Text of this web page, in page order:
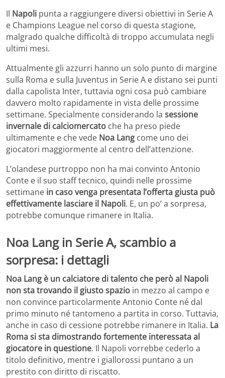
Il Napoli punta a raggiungere diversi obiettivi in Serie A
e Champions League nel corso di questa stagione,
malgrado qualche difficoltà di troppo accumulata negli
ultimi mesi.
Attualmente gli azzurri hanno un solo punto di margine
sulla Roma e sulla Juventus in Serie A e distano sei punti
dalla capolista Inter, tuttavia ogni cosa può cambiare
davvero molto rapidamente in vista delle prossime
settimane. Specialmente considerando la sessione
invernale di calciomercato che ha preso piede
ultimamente e che vede Noa Lang come uno dei
giocatori maggiormente al centro dell’attenzione.
L’olandese purtroppo non ha mai convinto Antonio
Conte e il suo staff tecnico, quindi nelle prossime
settimane in caso venga presentata l’offerta giusta può
effettivamente lasciare il Napoli. E, un po’ a sorpresa,
potrebbe comunque rimanere in Italia.
Noa Lang in Serie A, scambio a
sorpresa: i dettagli
Noa Lang è un calciatore di talento che però al Napoli
non sta trovando il giusto spazio in mezzo al campo e
non convince particolarmente Antonio Conte né dal
primo minuto né tantomeno a partita in corso. Tuttavia,
anche in caso di cessione potrebbe rimanere in Italia. La
Roma si sta dimostrando fortemente interessata al
giocatore in questione. Il Napoli vorrebbe cederlo a
titolo definitivo, mentre i giallorossi puntano a un
prestito con diritto di riscatto.